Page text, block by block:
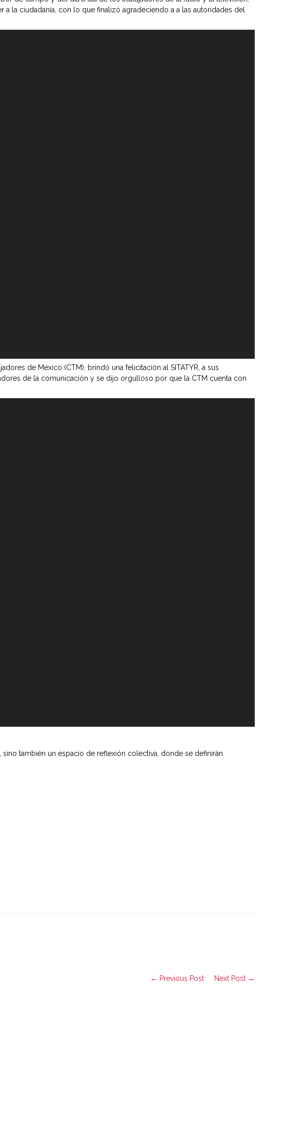
la ciudadanía, con lo que finalizó agradeciendo a a las autoridades del
de México (CTM), brindó una felicitación al SITATYR, a sus
de la comunicación y se dijo orgulloso por que la CTM cuenta con
también un espacio de reflexión colectiva, donde se definirán
← Previous Post Next Post →